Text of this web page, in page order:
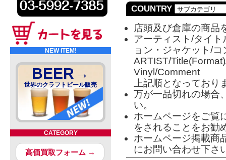
NEW ITEM!
BEER→
世界のクラフトビール販売
CATEGORY
高価買取フォーム →
COUNTRY
店頭及び倉庫の商品
アーティスト/タイ
ョン・ジャケット/
ARTIST/
Vinyl/Comment
上記順となっており
万が一品切れの場合
い。
ホームページをご覧
をされることをお勧
ホームページ掲載商
にお問い合わせ下さ